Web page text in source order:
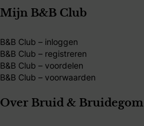
Mijn B&B Club
B&B Club – inloggen
B&B Club – registreren
B&B Club – voordelen
B&B Club – voorwaarden
Over Bruid & Bruidegom